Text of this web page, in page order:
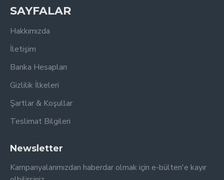
SAYFALAR
Hakkımızda
İletişim
Banka Hesapları
Gizlilik İlkeleri
Şartlar & Koşullar
Teslimat Bilgileri
Newsletter
Kampanyalarımızdan haberdar olmak için e-bülten'e kayır